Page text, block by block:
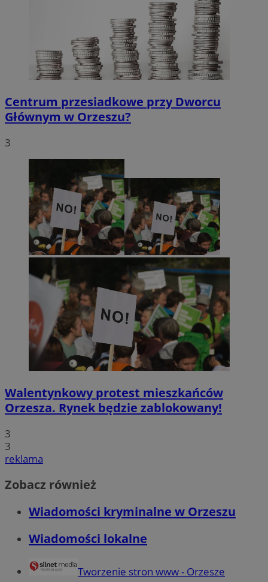
Centrum przesiadkowe przy Dworcu
Głównym w Orzeszu?
3
Walentynkowy protest mieszkańców
Orzesza. Rynek będzie zablokowany!
3
3
reklama
Zobacz również
Wiadomości kryminalne w Orzeszu
Wiadomości lokalne
Tworzenie stron www - Orzesze